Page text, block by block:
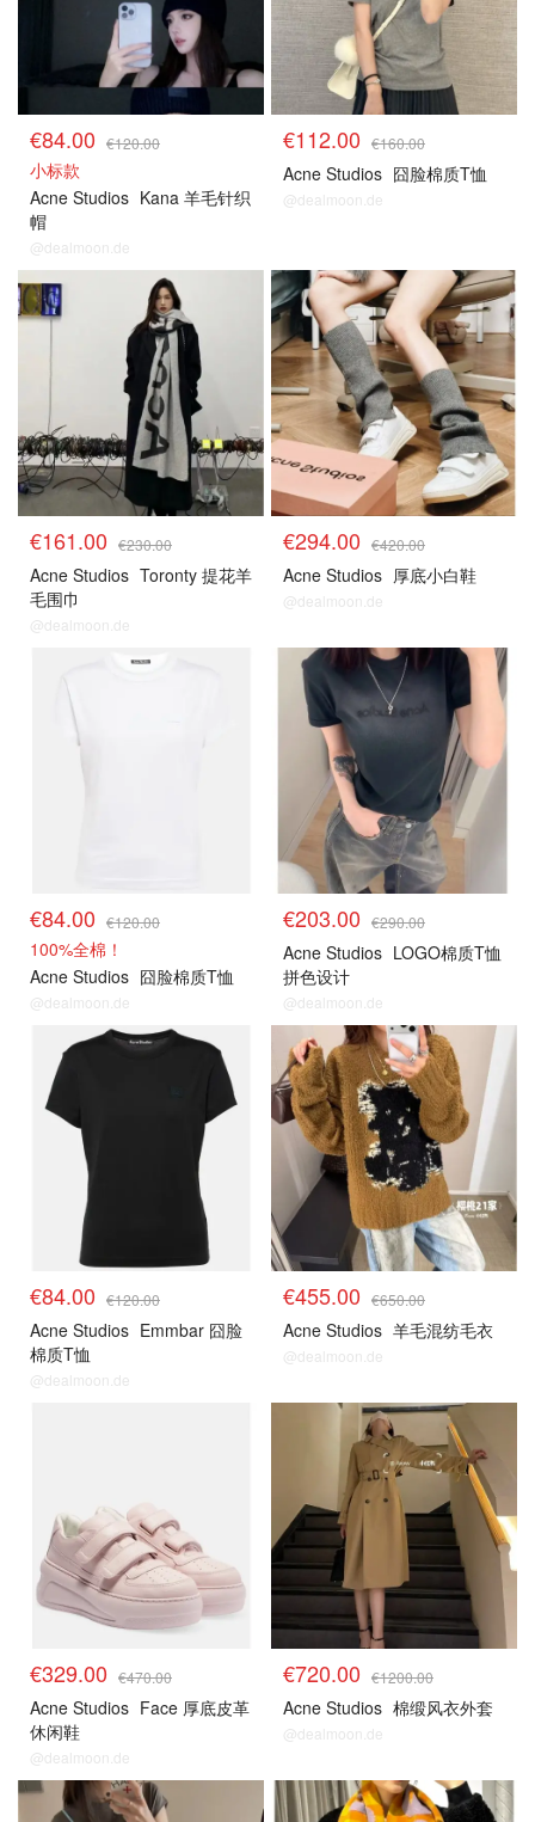
€84.00 €120.00
小标款
Acne Studios Kana 羊毛针织
帽
@dealmoon.de
€112.00 €160.00
Acne Studios 囧脸棉质T恤
@dealmoon.de
€161.00 €230.00
Acne Studios Toronty 提花羊
毛围巾
@dealmoon.de
€294.00 €420.00
Acne Studios 厚底小白鞋
@dealmoon.de
€84.00 €120.00
100%全棉！
Acne Studios 囧脸棉质T恤
@dealmoon.de
€203.00 €290.00
Acne Studios LOGO棉质T恤
拼色设计
@dealmoon.de
€84.00 €120.00
Acne Studios Emmbar 囧脸
棉质T恤
@dealmoon.de
€455.00 €650.00
Acne Studios 羊毛混纺毛衣
@dealmoon.de
€329.00 €470.00
Acne Studios Face 厚底皮革
休闲鞋
@dealmoon.de
€720.00 €1200.00
Acne Studios 棉缎风衣外套
@dealmoon.de